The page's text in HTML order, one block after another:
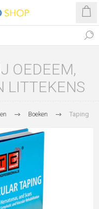
OEDEEM,
LITTEKENS
Boeken Taping